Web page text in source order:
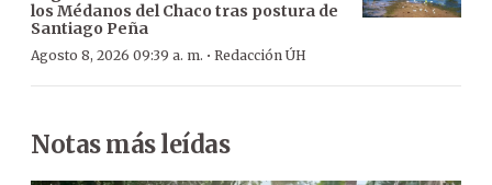
los Médanos del Chaco tras postura de
Santiago Peña
Agosto 8, 2026 09:39 a. m. · Redacción ÚH
Notas más leídas